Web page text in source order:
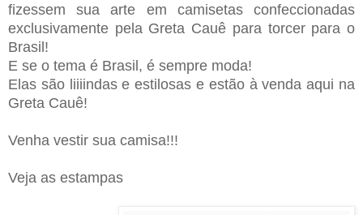
fizessem sua arte em camisetas confeccionadas
exclusivamente pela Greta Cauê para torcer para o
Brasil!
E se o tema é Brasil, é sempre moda!
Elas são liiiindas e estilosas e estão à venda aqui na
Greta Cauê!
Venha vestir sua camisa!!!
Veja as estampas